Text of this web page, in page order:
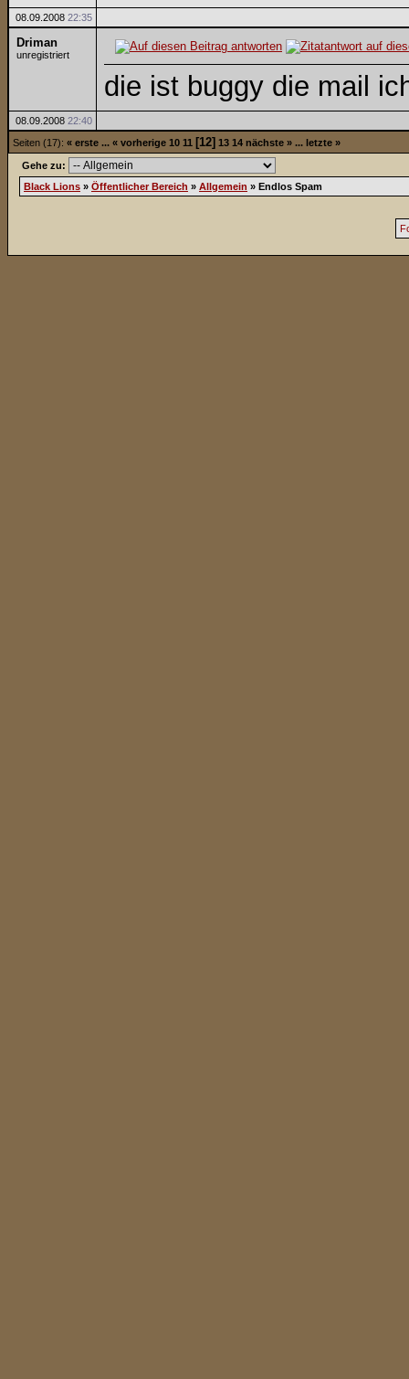
08.09.2008 22:35
Driman
unregistriert
die ist buggy die mail
08.09.2008 22:40
Seiten (17): « erste ... « vorherige 10 11 [12] 13 14 nächste » ... letzte »
Gehe zu:
Black Lions » Öffentlicher Bereich » Allgemein » Endlos Spam